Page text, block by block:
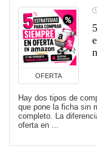
OFERTA
Hay dos tipos de
que pone la ficha sin
completo. La
oferta en ...